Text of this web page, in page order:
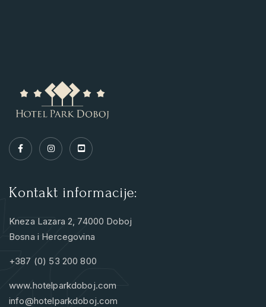
Kontakt informacije:
Kneza Lazara 2, 74000 Doboj
Bosna i Hercegovina
+387 (0) 53 200 800
www.hotelparkdoboj.com
info@hotelparkdoboj.com